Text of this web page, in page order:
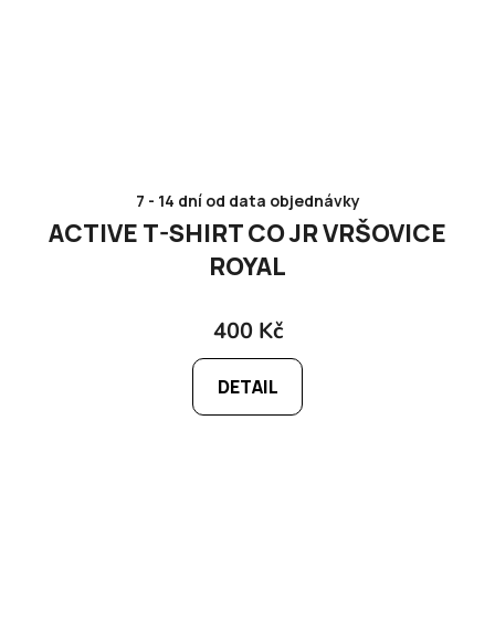
7 - 14 dní od data objednávky
ACTIVE T-SHIRT CO JR VRŠOVICE
ROYAL
400 Kč
DETAIL